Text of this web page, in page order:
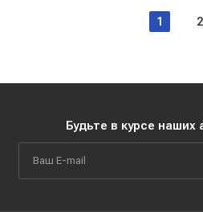
1 2
Будьте в курсе наших